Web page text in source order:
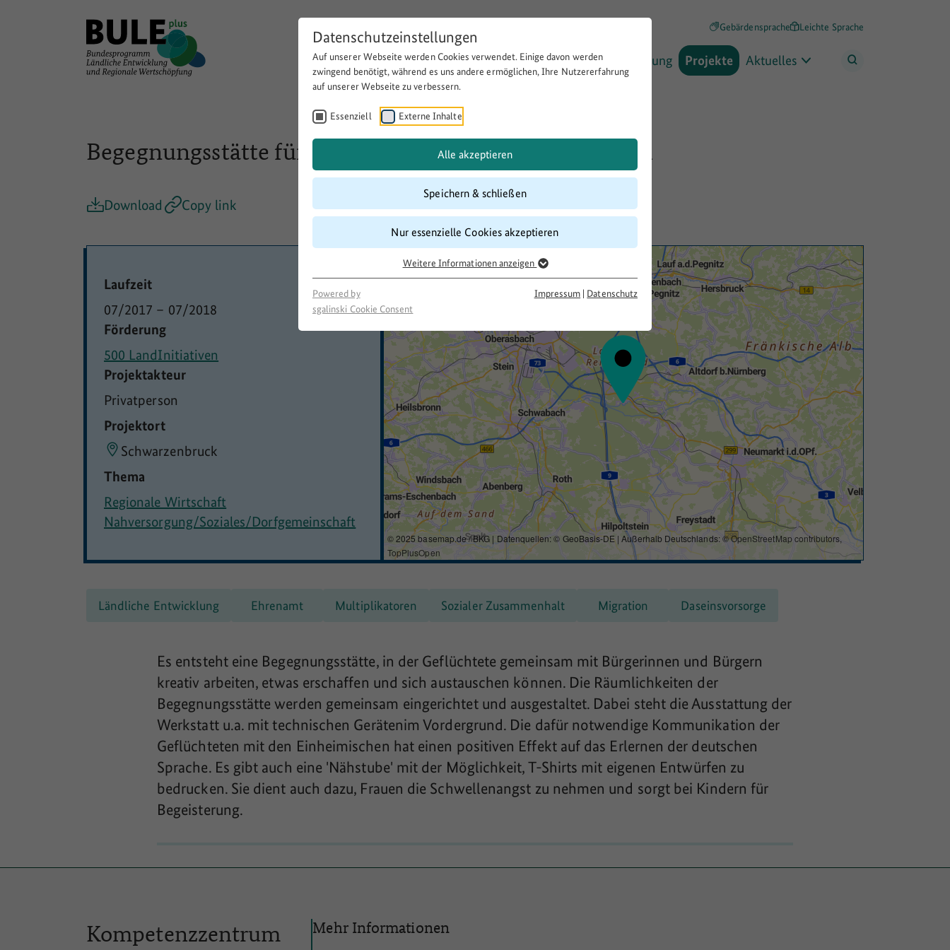
Datenschutzeinstellungen
Auf unserer Webseite werden Cookies verwendet. Einige davon werden
zwingend benötigt, während es uns andere ermöglichen, Ihre Nutzererfahrung
auf unserer Webseite zu verbessern.
Essenziell Externe Inhalte
Alle akzeptieren
Speichern & schließen
Nur essenzielle Cookies akzeptieren
Weitere Informationen anzeigen
Powered by
sgalinski Cookie Consent
Impressum | Datenschutz
Gebärdensprache Leichte Sprache
Über BULEplus Themen Förderung Projekte Aktuelles
Begegnungsstätte für kreatives Arbeiten und Austausch
Download Copy link
Laufzeit
07/2017 – 07/2018
Förderung
500 LandInitiativen
Projektakteur
Privatperson
Projektort
Schwarzenbruck
Thema
Regionale Wirtschaft
Nahversorgung/Soziales/Dorfgemeinschaft
© 2025 basemap.de / BKG | Datenquellen: © GeoBasis-DE | Außerhalb Deutschlands: ©OpenStreetMap contributors
TopPlusOpen
Ländliche Entwicklung Ehrenamt Multiplikatoren Sozialer Zusammenhalt Migration Daseinsvorsorge
Es entsteht eine Begegnungsstätte, in der Geflüchtete gemeinsam mit Bürgerinnen und Bürgern
kreativ arbeiten, etwas erschaffen und sich austauschen können. Die Räumlichkeiten der
Begegnungsstätte werden gemeinsam eingerichtet und ausgestaltet. Dabei steht die Ausstattung der
Werkstatt u.a. mit technischen Gerätenim Vordergrund. Die dafür notwendige Kommunikation der
Geflüchteten mit den Einheimischen hat einen positiven Effekt auf das Erlernen der deutschen
Sprache. Es gibt auch eine 'Nähstube' mit der Möglichkeit, T-Shirts mit eigenen Entwürfen zu
bedrucken. Sie dient auch dazu, Frauen die Schwellenangst zu nehmen und sorgt bei Kindern für
Begeisterung.
Kompetenzzentrum
Mehr Informationen